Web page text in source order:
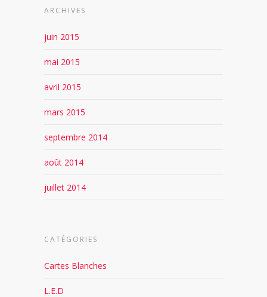
ARCHIVES
juin 2015
mai 2015
avril 2015
mars 2015
septembre 2014
août 2014
juillet 2014
CATÉGORIES
Cartes Blanches
L.E.D